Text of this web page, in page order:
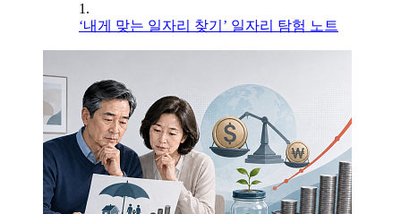
1.
‘내게 맞는 일자리 찾기’ 일자리 탐험 노트